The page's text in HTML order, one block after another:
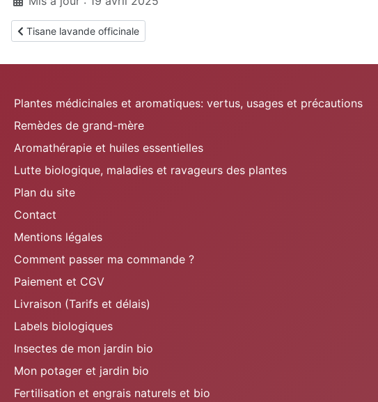
Article précédent : Tisane lavande officinale
Tisane lavande officinale
Plantes médicinales et aromatiques: vertus, usages et précautions
Remèdes de grand-mère
Aromathérapie et huiles essentielles
Lutte biologique, maladies et ravageurs des plantes
Plan du site
Contact
Mentions légales
Comment passer ma commande ?
Paiement et CGV
Livraison (Tarifs et délais)
Labels biologiques
Insectes de mon jardin bio
Mon potager et jardin bio
Fertilisation et engrais naturels et bio